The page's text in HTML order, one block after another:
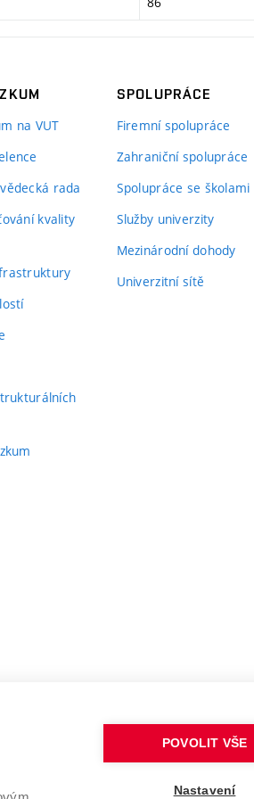
na VUT
rada
kvality
SPOLUPRÁCE
Firemní spolupráce
Zahraniční spolupráce
Spolupráce se školami
Služby univerzity
Mezinárodní dohody
Univerzitní sítě
POVOLIT VŠE
Nastavení